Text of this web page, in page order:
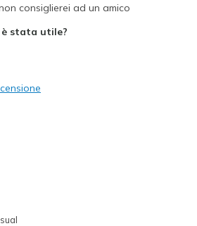
true to width
consiglierei ad un amico
è stata utile?